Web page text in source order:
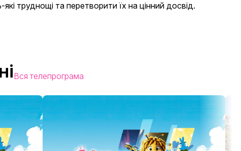
труднощі та перетворити їх на цінний досвід.
Вся телепрограма